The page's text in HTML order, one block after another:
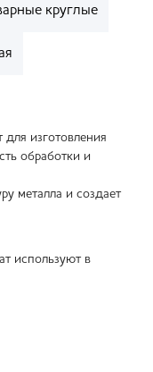
круглые
изготовления
обработки и
металла и создает
используют в